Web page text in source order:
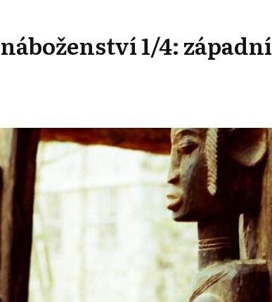
1/4: západní